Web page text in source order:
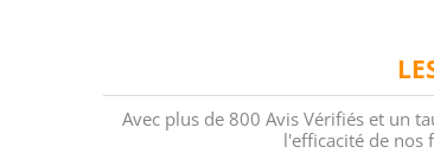
Avec plus de 800 Avis Vérifiés et un
l'efficacité de